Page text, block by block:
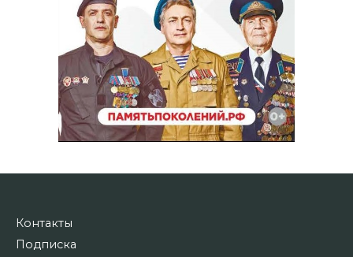
Контакты
Подписка